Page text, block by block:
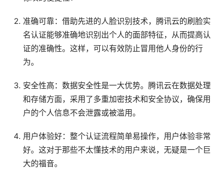
准确可靠：借助先进的人脸识别技术，腾讯云的刷脸实
名认证能够准确地识别出个人的面部特征，从而提高认
证的准确性。这样，可以有效防止冒用他人身份的行
为。
安全性高：数据安全性是一大优势。腾讯云在数据处理
和存储方面，采用了多重加密技术和安全协议，确保用
户的个人信息不会泄露或被滥用。
用户体验好：整个认证流程简单易操作，用户体验非常
好。这对于那些不太懂技术的用户来说，无疑是一个巨
大的福音。